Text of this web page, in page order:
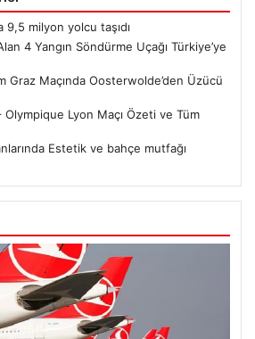
9,5 milyon yolcu taşıdı
4 Yangın Söndürme Uçağı Türkiye’ye
Graz Maçında Oosterwolde’den Üzücü
Lyon Maçı Özeti ve Tüm
Estetik ve bahçe mutfağı